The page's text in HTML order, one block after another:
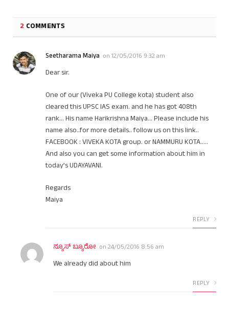
2 COMMENTS
Seetharama Maiya on 12/05/2016 9:32 am
Dear sir.
One of our (Viveka PU College kota) student also
cleared this UPSC IAS exam. and he has got 408th
rank… His name Harikrishna Maiya… Please include his
name also..for more details.. follow us on this link..
FACEBOOK : VIVEKA KOTA group. or NAMMURU KOTA…..
And also you can get some information about him in
today’s UDAYAVANI.
Regards
Maiya
REPLY
ನ್ಯೂಸ್ ಬ್ಯೂರೋ on 24/05/2016 8:56 am
We already did about him
REPLY